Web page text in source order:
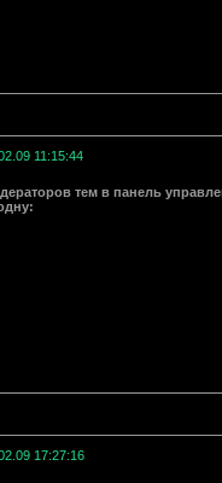
11:15:44
тем в панель
17:27:16